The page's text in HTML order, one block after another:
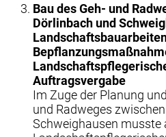
Bau des Geh- und
Dörlinbach und
Auftragsvergabe
Im Zuge der Planung
und Radweges
Schweighausen musste